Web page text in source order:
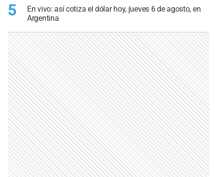
5
En vivo: así cotiza el dólar hoy, jueves 6 de agosto, en
Argentina